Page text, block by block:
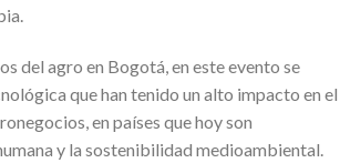
del agro en Bogotá, en este evento se
que han tenido un alto impacto en el
en países que hoy son
y la sostenibilidad medioambiental.